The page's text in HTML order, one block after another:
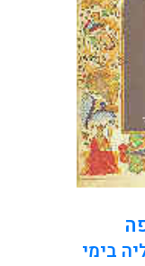
בימי